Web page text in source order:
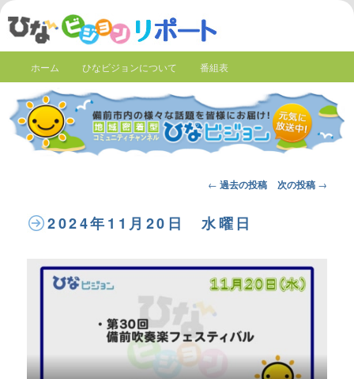
ホーム ひなビジョンについて 番組表
Post
← 過去の投稿 次の投稿 →
2024年11月20日 水曜日